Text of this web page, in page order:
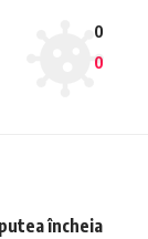
0
0
încheia